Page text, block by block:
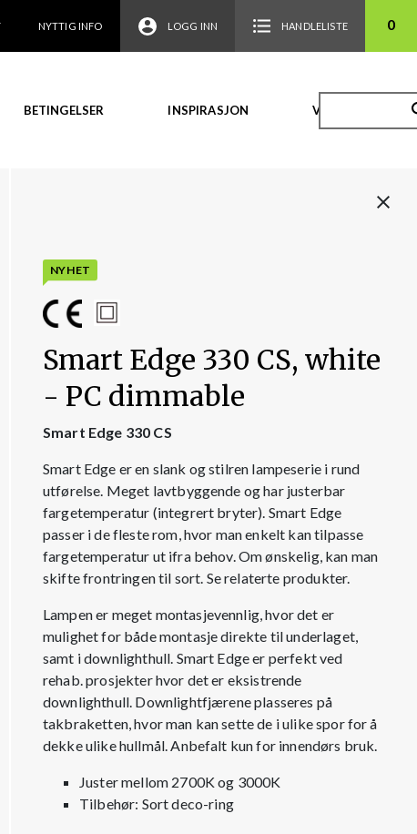
NYTTIG INFO LOGG INN HANDLELISTE 0
BETINGELSER INSPIRASJON VIDEO
NYHET
Smart Edge 330 CS, white
- PC dimmable
Smart Edge 330 CS
Smart Edge er en slank og stilren lampeserie i rund
utførelse. Meget lavtbyggende og har justerbar
fargetemperatur (integrert bryter). Smart Edge
passer i de fleste rom, hvor man enkelt kan tilpasse
fargetemperatur ut ifra behov. Om ønskelig, kan man
skifte frontringen til sort. Se relaterte produkter.
Lampen er meget montasjevennlig, hvor det er
mulighet for både montasje direkte til underlaget,
samt i downlighthull. Smart Edge er perfekt ved
rehab. prosjekter hvor det er eksistrende
downlighthull. Downlightfjærene plasseres på
takbraketten, hvor man kan sette de i ulike spor for å
dekke ulike hullmål. Anbefalt kun for innendørs bruk.
Juster mellom 2700K og 3000K
Tilbehør: Sort deco-ring